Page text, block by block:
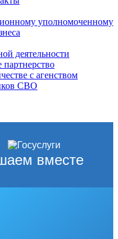
уполномоченному
деятельности
с агенством
СВО
вместе